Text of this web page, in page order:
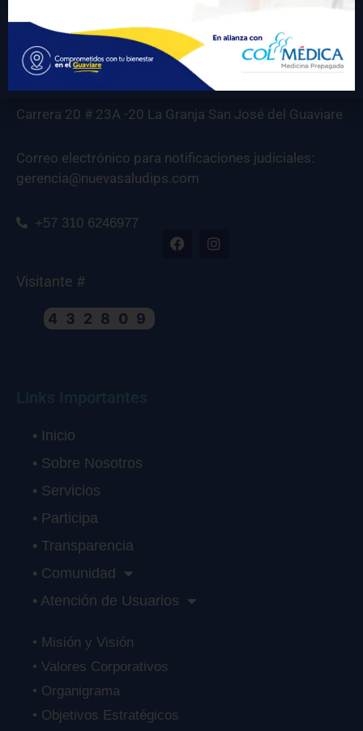
Carrera 20 # 23A -20 La Granja San José del Guaviare
Correo electrónico para notificaciones judiciales:
gerencia@nuevasaludips.com
+57 310 6246977
Visitante #
432809
• Inicio
• Sobre Nosotros
• Servicios
• Participa
• Transparencia
• Comunidad
• Atención de Usuarios
• Misión y Visión
• Valores Corporativos
• Organigrama
• Objetivos Estratégicos